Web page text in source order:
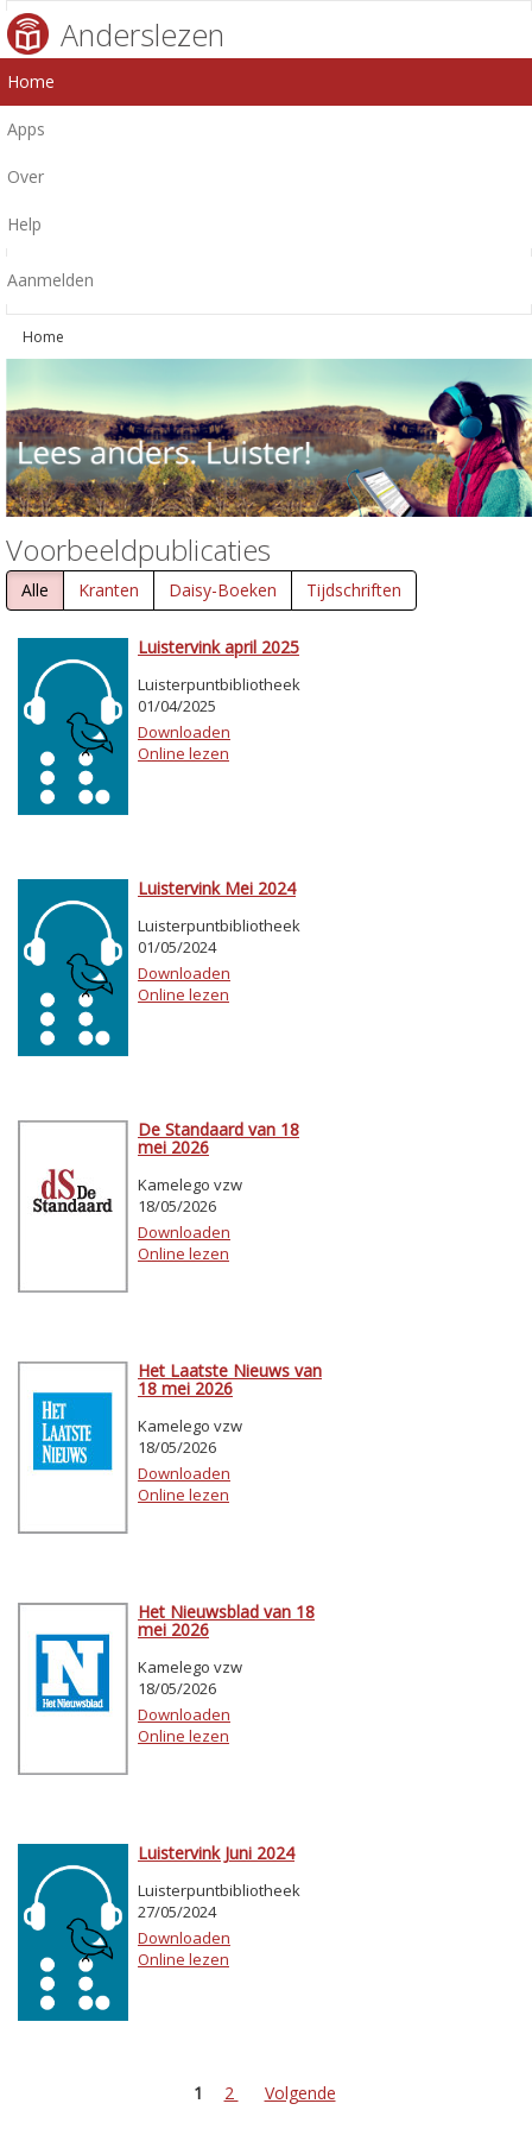
Anderslezen
Home
Apps
Over
Help
Aanmelden
Home
Voorbeeldpublicaties
Alle Kranten Daisy-Boeken Tijdschriften
Luistervink april 2025
Luisterpuntbibliotheek
01/04/2025
Downloaden
Online lezen
Luistervink Mei 2024
Luisterpuntbibliotheek
01/05/2024
Downloaden
Online lezen
De Standaard van 18
mei 2026
Kamelego vzw
18/05/2026
Downloaden
Online lezen
Het Laatste Nieuws van
18 mei 2026
Kamelego vzw
18/05/2026
Downloaden
Online lezen
Het Nieuwsblad van 18
mei 2026
Kamelego vzw
18/05/2026
Downloaden
Online lezen
Luistervink Juni 2024
Luisterpuntbibliotheek
27/05/2024
Downloaden
Online lezen
1 2 Volgende